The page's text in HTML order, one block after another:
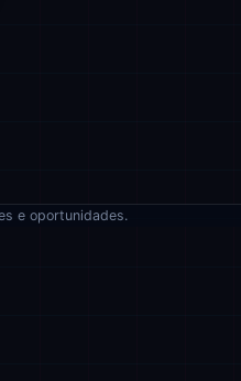
e oportunidades.